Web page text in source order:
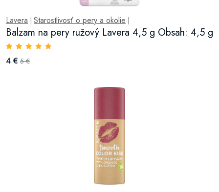
Lavera Starostlivosť o pery a okolie
Balzam na pery ružový Lavera 4,5 g Obsah: 4,5 g
4 € 5 €